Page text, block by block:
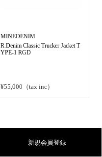
MINEDENIM
R.Denim Classic Trucker Jacket T
YPE-1 RGD
¥55,000（tax inc）
新規会員登録